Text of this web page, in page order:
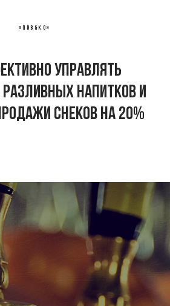
«Пив&Ко»
управлять
напитков и
снеков на 20%